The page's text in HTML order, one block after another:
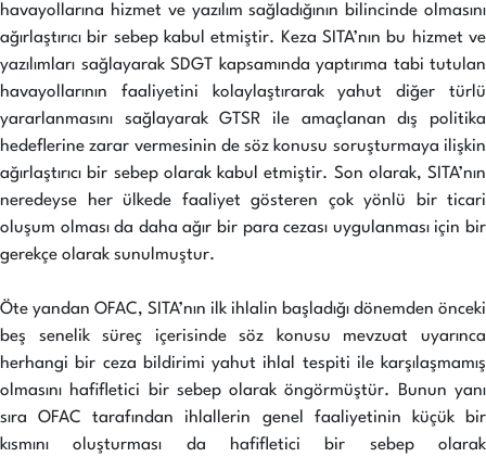
havayollarına hizmet ve yazılım sağladığının bilincinde olmasını
ağırlaştırıcı bir sebep kabul etmiştir. Keza SITA’nın bu hizmet ve
yazılımları sağlayarak SDGT kapsamında yaptırıma tabi tutulan
havayollarının faaliyetini kolaylaştırarak yahut diğer türlü
yararlanmasını sağlayarak GTSR ile amaçlanan dış politika
hedeflerine zarar vermesinin de söz konusu soruşturmaya ilişkin
ağırlaştırıcı bir sebep olarak kabul etmiştir. Son olarak, SITA’nın
neredeyse her ülkede faaliyet gösteren çok yönlü bir ticari
oluşum olması da daha ağır bir para cezası uygulanması için bir
gerekçe olarak sunulmuştur.
Öte yandan OFAC, SITA’nın ilk ihlalin başladığı dönemden önceki
beş senelik süreç içerisinde söz konusu mevzuat uyarınca
herhangi bir ceza bildirimi yahut ihlal tespiti ile karşılaşmamış
olmasını hafifletici bir sebep olarak öngörmüştür. Bunun yanı
sıra OFAC tarafından ihlallerin genel faaliyetinin küçük bir
kısmını oluşturması da hafifletici bir sebep olarak